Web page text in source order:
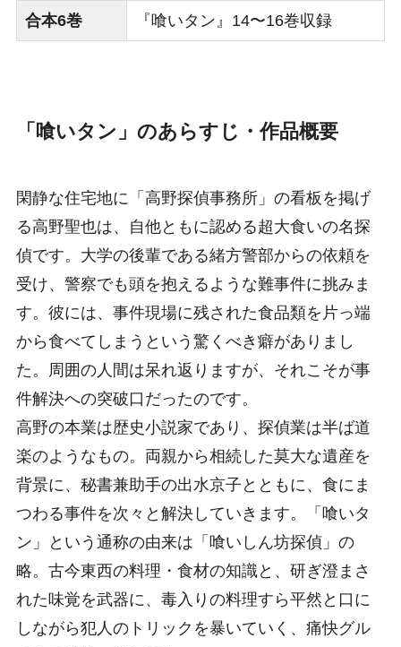
合本6巻 『喰いタン』14〜16巻収録
「喰いタン」のあらすじ・作品概要
閑静な住宅地に「高野探偵事務所」の看板を掲げ
る高野聖也は、自他ともに認める超大食いの名探
偵です。大学の後輩である緒方警部からの依頼を
受け、警察でも頭を抱えるような難事件に挑みま
す。彼には、事件現場に残された食品類を片っ端
から食べてしまうという驚くべき癖がありまし
た。周囲の人間は呆れ返りますが、それこそが事
件解決への突破口だったのです。
高野の本業は歴史小説家であり、探偵業は半ば道
楽のようなもの。両親から相続した莫大な遺産を
背景に、秘書兼助手の出水京子とともに、食にま
つわる事件を次々と解決していきます。「喰いタ
ン」という通称の由来は「喰いしん坊探偵」の
略。古今東西の料理・食材の知識と、研ぎ澄まさ
れた味覚を武器に、毒入りの料理すら平然と口に
しながら犯人のトリックを暴いていく、痛快グル